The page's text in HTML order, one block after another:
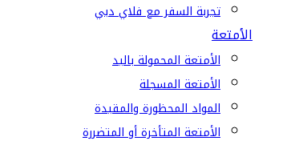
تجربة السفر مع فلاي دبي
الأمتعة
الأمتعة المحمولة باليد
الأمتعة المسجلة
المواد المحظورة والمقيدة
الأمتعة المتأخرة أو المتضررة